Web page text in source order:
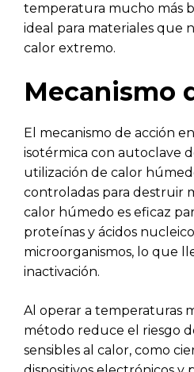
temperatura mucho más
ideal para materiales que
calor extremo.
Mecanismo
El mecanismo de acción
isotérmica con autoclave
utilización de calor
controladas para destruir
calor húmedo es eficaz
proteínas y ácidos
microorganismos, lo que
inactivación.
Al operar a temperaturas
método reduce el riesgo
sensibles al calor, como